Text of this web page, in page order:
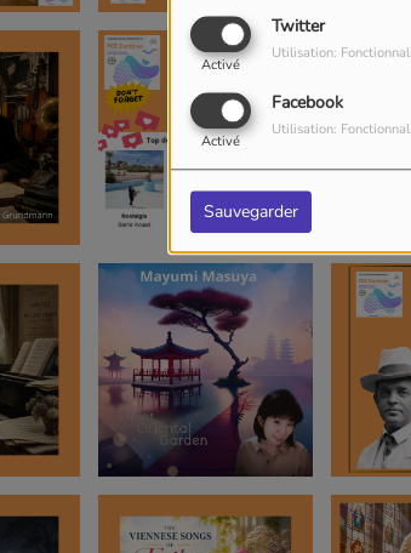
Twitter
Activé
Utilisation:
Facebook
Activé
Utilisation:
Sauvegarder